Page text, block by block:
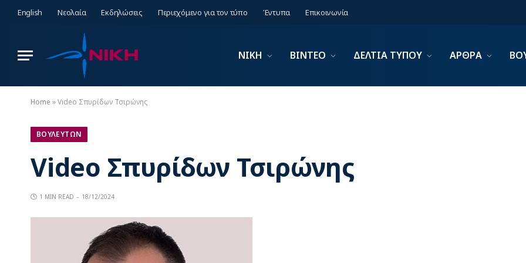
English Νεολαία Εκδηλώσεις Περιεχόμενο για τον τύπο Έντυπα Επικοινωνία
ΝΙΚΗ ΒΙΝΤΕΟ ΔΕΛΤΙΑ ΤΥΠΟΥ ΑΡΘΡΑ
Home »Video Σπυρίδων Τσιρώνης
ΒΟΥΛΕΥΤΩΝ
Video Σπυρίδων Τσιρώνης
1 MIN READ 18/12/2024